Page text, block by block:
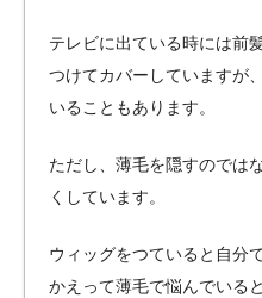
テレビに出ている時には前
つけてカバーしていますが
いることもあります。
ただし、薄毛を隠すのでは
くしています。
ウィッグをつていると自分
かえって薄毛で悩んでいる